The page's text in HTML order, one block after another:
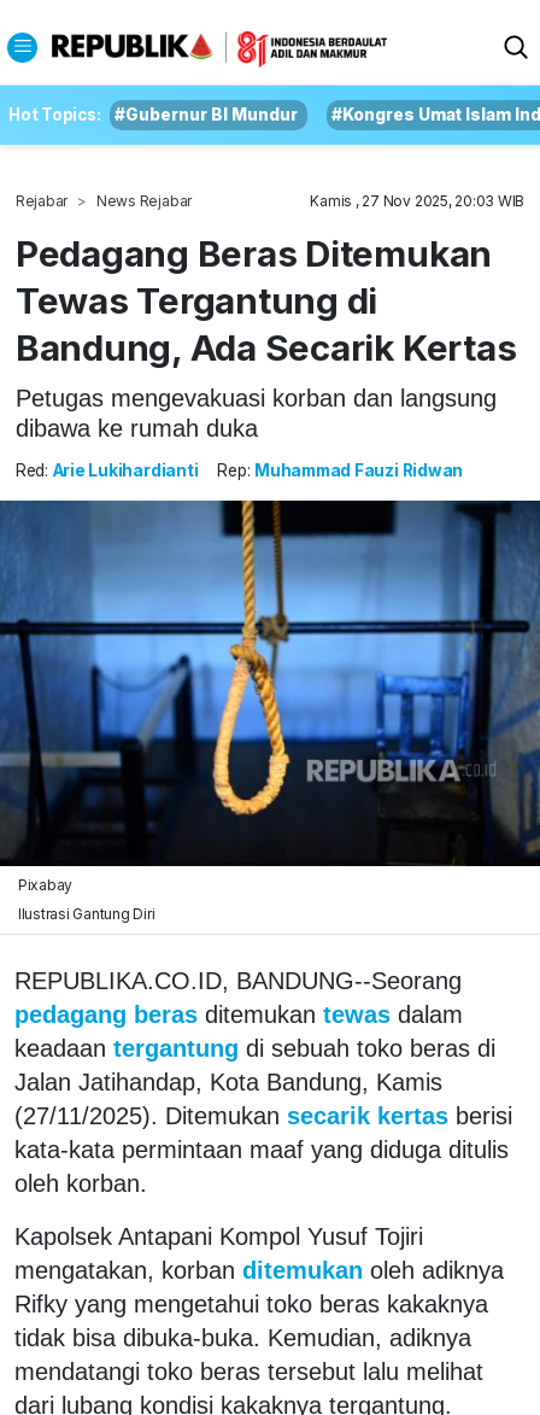
Hot Topics: #Gubernur BI Mundur #Kongres Umat Islam
Rejabar News Rejabar Kamis , 27 Nov 2025, 20:03 WIB
Pedagang Beras Ditemukan
Tewas Tergantung di
Bandung, Ada Secarik Kertas
Petugas mengevakuasi korban dan langsung
dibawa ke rumah duka
Red: Arie Lukihardianti Rep: Muhammad Fauzi Ridwan
Pixabay
Ilustrasi Gantung Diri
REPUBLIKA.CO.ID, BANDUNG--Seorang
pedagang beras ditemukan tewas dalam
keadaan tergantung di sebuah toko beras di
Jalan Jatihandap, Kota Bandung, Kamis
(27/11/2025). Ditemukan secarik kertas berisi
kata-kata permintaan maaf yang diduga ditulis
oleh korban.
Kapolsek Antapani Kompol Yusuf Tojiri
mengatakan, korban ditemukan oleh adiknya
Rifky yang mengetahui toko beras kakaknya
tidak bisa dibuka-buka. Kemudian, adiknya
mendatangi toko beras tersebut lalu melihat
dari lubang kondisi kakaknya tergantung.